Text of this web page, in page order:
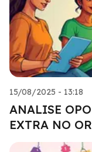
15/08/2025 - 13:18
ANALISE
EXTRA NO